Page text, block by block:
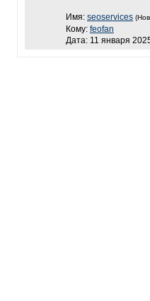
Имя: seoservices
Кому: feofan
Дата: 11 января